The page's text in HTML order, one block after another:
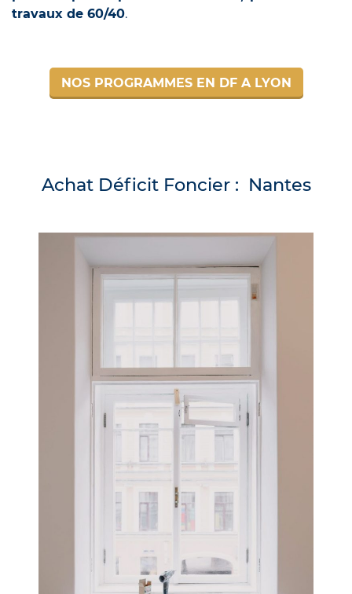
travaux de 60/40.
NOS PROGRAMMES EN DF A LYON
Achat Déficit Foncier : Nantes